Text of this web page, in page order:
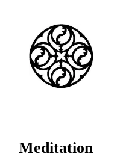
Meditation